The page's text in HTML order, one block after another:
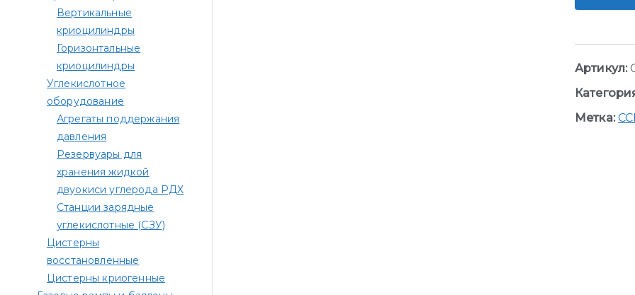
Артикул:
Метка:
Вертикальные
криоцилиндры
Горизонтальные
криоцилиндры
Углекислотное
оборудование
Агрегаты поддержания
давления
Резервуары для
хранения жидкой
двуокиси углерода РДХ
Станции зарядные
углекислотные (СЗУ)
Цистерны
восстановленные
Цистерны криогенные